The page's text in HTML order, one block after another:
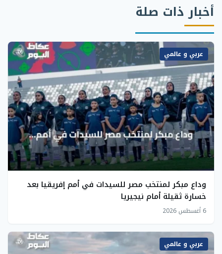
أخبار ذات صلة
عربي و عالمي
وداع مبكر لمنتخب مصر للسيدات في أمم إفريقيا بعد
خسارة ثقيلة أمام نيجيريا
6 أغسطس 2026
عربي و عالمي